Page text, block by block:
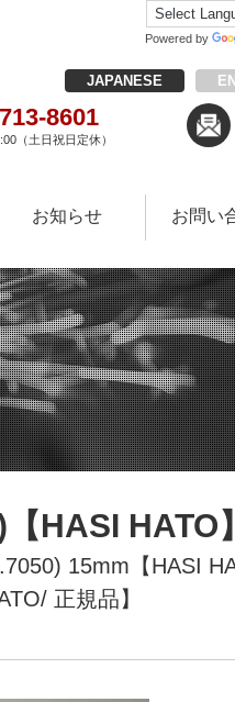
Powered by
JAPANESE
8601
（土日祝日定休）
お知らせ お問い
HASI HATO】
15mm【HASI
正規品】